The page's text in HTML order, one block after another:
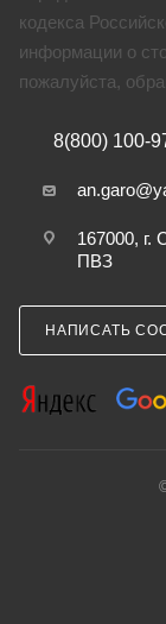
кодекса
информации о
пожалуйста,
8(800) 100-
167000, г.
ПВЗ
НАПИСАТЬ